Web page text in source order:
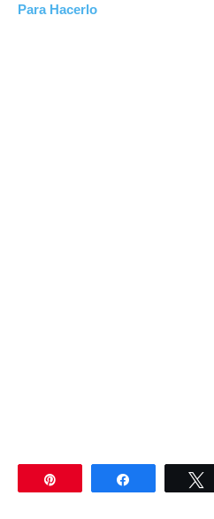
Para Hacerlo
Compartir